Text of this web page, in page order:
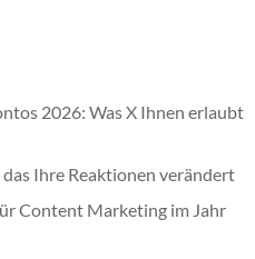
2026: Was X Ihnen erlaubt
Ihre Reaktionen verändert
Content Marketing im Jahr